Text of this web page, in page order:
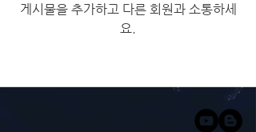
게시물을 추가하고 다른 회원과 소통하세
요.